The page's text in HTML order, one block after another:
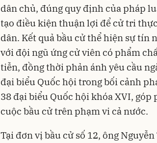
dân chủ, đúng quy định của pháp
tạo điều kiện thuận lợi để cử tri
dân. Kết quả bầu cử thể hiện sự tín
với đội ngũ ứng cử viên có phẩm
tiễn, đồng thời phản ánh yêu cầu
đại biểu Quốc hội trong bối cảnh
38 đại biểu Quốc hội khóa XVI,
cuộc bầu cử trên phạm vi cả nước.
Tại đơn vị bầu cử số 12, ông